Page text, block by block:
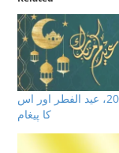
عيد 2025، عيد الفطر اور اس
كا پيغام